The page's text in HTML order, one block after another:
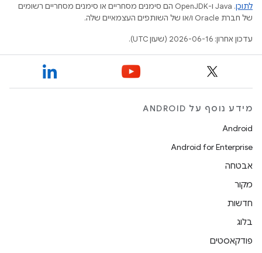
לתוכן
.‏ Java ו-OpenJDK הם סימנים מסחריים או סימנים מסחריים רשומים
של חברת Oracle ו/או של השותפים העצמאיים שלה.
עדכון אחרון: 2026-06-16 (שעון UTC).
מידע נוסף על ANDROID
Android
Android for Enterprise
אבטחה
מקור
חדשות
בלוג
פודקאסטים